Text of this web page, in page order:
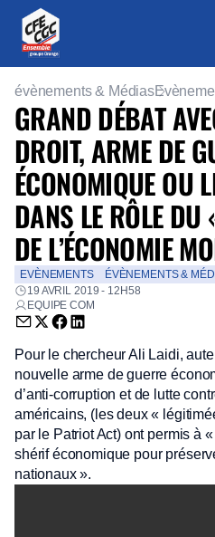
évènements & Médias
GRAND DÉBAT
DROIT, ARME DE
ÉCONOMIQUE OU
DANS LE RÔLE DU
DE L’ÉCONOMIE
EVÈNEMENTS ÉVÈNEMENTS &
19 AVRIL 2019 - 12H58
EQUIPE COM
Envoyer par email (nouvelle
Partager sur Twitter
Partager sur Facebook
Partager sur
Pour le chercheur Ali Laidi,
nouvelle arme de guerre
d’anti-corruption et de lutte
américains, (les deux «
par le Patriot Act) ont permis à
shérif économique pour
nationaux ».